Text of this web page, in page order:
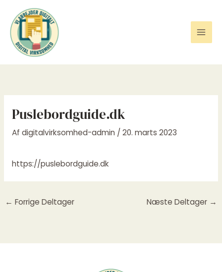
indholdet
Puslebordguide.dk
Af digitalvirksomhed-admin / 20. marts 2023
https://puslebordguide.dk
← Forrige Deltager Næste Deltager →